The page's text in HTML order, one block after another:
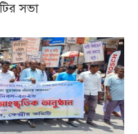
সভা